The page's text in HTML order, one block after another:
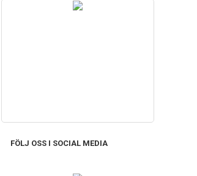
FÖLJ OSS I SOCIAL MEDIA